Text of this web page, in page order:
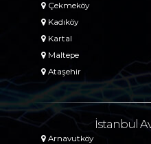
Çekmeköy
Kadıköy
Kartal
Maltepe
Ataşehir
İstanbul
Arnavutköy